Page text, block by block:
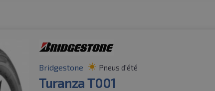
Bridgestone Pneus d'été
Turanza T001